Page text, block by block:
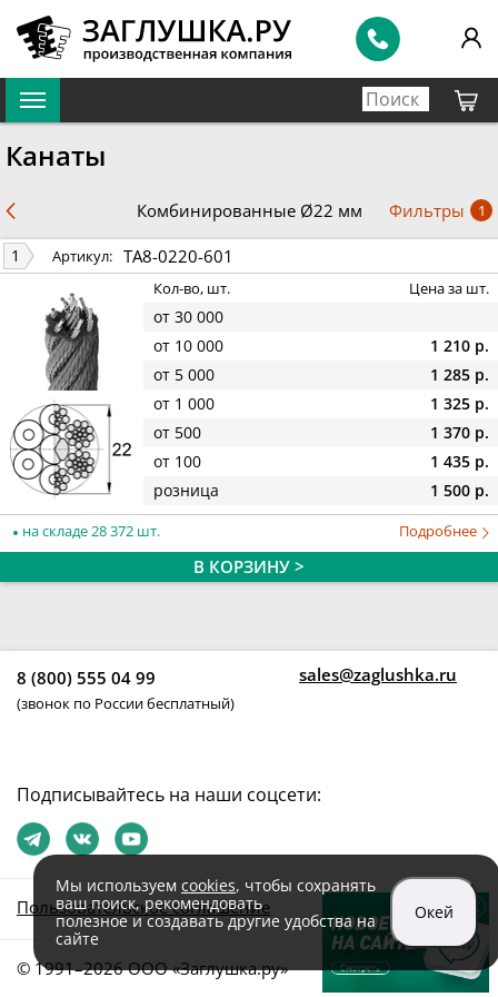
Канаты
Комбинированные Ø22 мм Фильтры 1
1 Артикул: TA8-0220-601
Кол-во, шт. Цена за шт.
от 30 000
от 10 000
1 210 р.
от 5 000
1 285 р.
от 1 000
1 325 р.
от 500
1 370 р.
от 100
1 435 р.
розница
1 500 р.
на складе 28 372 шт. Подробнее
В КОРЗИНУ >
8 (800) 555 04 99
(звонок по России бесплатный)
sales@zaglushka.ru
© 1991–2026 ООО «Заглушка.pу»
Пользовательское соглашение
Подписывайтесь на наши соцсети:
Мы используем cookies, чтобы сохранять
ваш поиск, рекомендовать
полезное и создавать другие удобства на
сайте
Окей